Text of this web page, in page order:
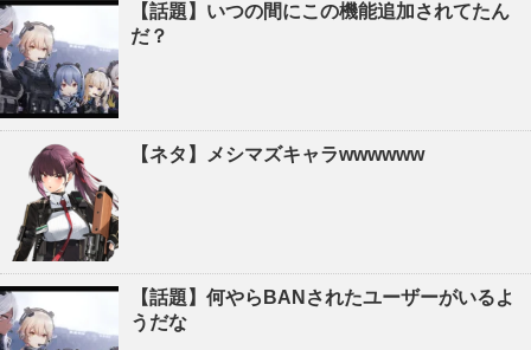
【話題】いつの間にこの機能追加されてたん
だ？
【ネタ】メシマズキャラwwwwww
【話題】何やらBANされたユーザーがいるよ
うだな